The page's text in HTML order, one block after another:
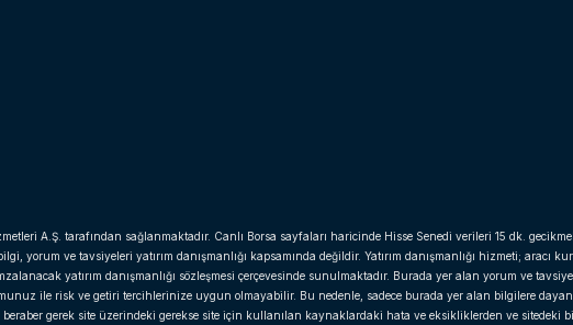
A.Ş. tarafından sağlanmaktadır. Canlı Borsa sayfaları haricinde Hisse Senedi verileri 15 dk.
yorum ve tavsiyeleri yatırım danışmanlığı kapsamında değildir. Yatırım danışmanlığı hizmeti; aracı
yatırım danışmanlığı sözleşmesi çerçevesinde sunulmaktadır. Burada yer alan yorum ve
ile risk ve getiri tercihlerinize uygun olmayabilir. Bu nedenle, sadece burada yer alan bilgilere
gerek site üzerindeki gerekse site için kullanılan kaynaklardaki hata ve eksikliklerden ve sitedeki